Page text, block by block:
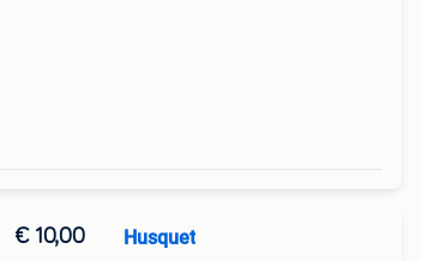
€ 10,00 Husquet